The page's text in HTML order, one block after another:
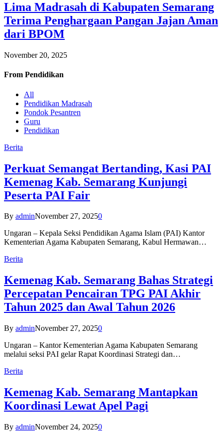
Lima Madrasah di Kabupaten Semarang
Terima Penghargaan Pangan Jajan Aman
dari BPOM
November 20, 2025
From Pendidikan
All
Pendidikan Madrasah
Pondok Pesantren
Guru
Pendidikan
Berita
Perkuat Semangat Bertanding, Kasi PAI
Kemenag Kab. Semarang Kunjungi
Peserta PAI Fair
By adminNovember 27, 20250
Ungaran – Kepala Seksi Pendidikan Agama Islam (PAI) Kantor
Kementerian Agama Kabupaten Semarang, Kabul Hermawan…
Berita
Kemenag Kab. Semarang Bahas Strategi
Percepatan Pencairan TPG PAI Akhir
Tahun 2025 dan Awal Tahun 2026
By adminNovember 27, 20250
Ungaran – Kantor Kementerian Agama Kabupaten Semarang
melalui seksi PAI gelar Rapat Koordinasi Strategi dan…
Berita
Kemenag Kab. Semarang Mantapkan
Koordinasi Lewat Apel Pagi
By adminNovember 24, 20250